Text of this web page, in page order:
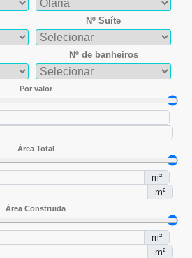
Nº Suíte
Nº de banheiros
Por valor
Área Total
m²
m²
Área Construida
m²
m²